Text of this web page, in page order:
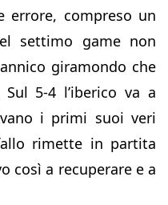
errore, compreso un
settimo game non
giramondo che
5-4 l’iberico va a
i primi suoi veri
rimette in partita
così a recuperare e a